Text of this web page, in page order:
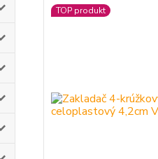
TOP produkt